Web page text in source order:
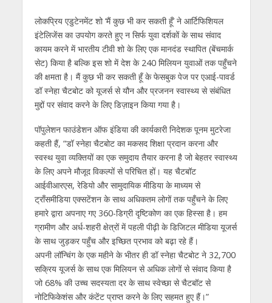
p
p
o
k
m g
er
n
लोकप्रिय एडुटेनमेंट शो ‘मैं कुछ भी कर सकती हूँ’ ने आर्टिफिशियल
इंटेलिजेंस का उपयोग करते हुए न सिर्फ युवा दर्शकों के साथ संवाद
कायम करने में भारतीय टीवी शो के लिए एक मानदंड स्थापित (बेंचमार्क
सेट) किया है बल्कि इस शो में देश के 240 मिलियन युवाओं तक पहुँचने
की क्षमता है। मैं कुछ भी कर सकती हूँ के फेसबुक पेज पर एआई-पावर्ड
डॉ स्नेहा चैटबोट को यूजर्स से यौन और प्रजनन स्वास्थ्य से संबंधित
मुद्दों पर संवाद करने के लिए डिज़ाइन किया गया है।
पॉपुलेशन फाउंडेशन ऑफ इंडिया की कार्यकारी निदेशक पूनम मुटरेजा
कहती हैं, “डॉ स्नेहा चैटबोट का मकसद शिक्षा प्रदान करना और
स्वस्थ युवा व्यक्तियों का एक समुदाय तैयार करना है जो बेहतर स्वास्थ्य
के लिए अपने मौजूद विकल्पों से परिचित हों। यह चैटबॉट
आईवीआरएस, रेडियो और सामुदायिक मीडिया के माध्यम से
ट्राँसमीडिया एक्सटेंशन के साथ अधिकतम लोगों तक पहुँचने के लिए
हमारे द्वारा अपनाए गए 360-डिग्री दृष्टिकोण का एक हिस्सा है। हम
ग्रामीण और अर्ध-शहरी क्षेत्रों में पहली पीढ़ी के डिजिटल मीडिया यूजर्स
के साथ जुड़कर पहुँच और इच्छित प्रभाव को बढ़ा रहे हैं।
अपनी लॉन्चिंग के एक महीने के भीतर ही डॉ स्नेहा चैटबोट ने 32,700
सक्रिय यूजर्स के साथ एक मिलियन से अधिक लोगों से संवाद किया है
जो 68% की उच्च सदस्यता दर के साथ स्वेच्छा से चैटबॉट से
नोटिफिकेशंस और कंटेंट प्राप्त करने के लिए सहमत हुए हैं।”